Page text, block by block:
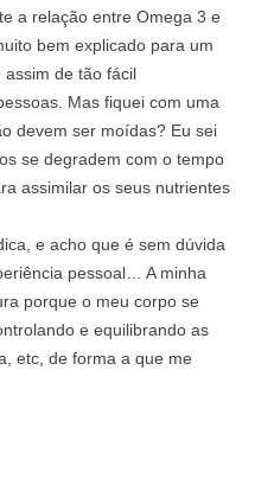
a relação entre Omega 3 e
bem explicado para um
de tão fácil
Mas fiquei com uma
devem ser moídas? Eu sei
se degradem com o tempo
assimilar os seus nutrientes
e acho que é sem dúvida
pessoal… A minha
porque o meu corpo se
e equilibrando as
etc, de forma a que me